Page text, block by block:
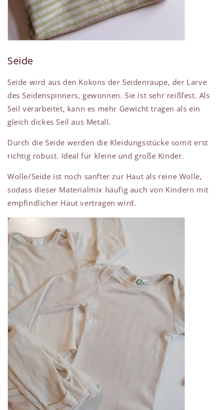
Seide
Seide wird aus den Kokons der Seidenraupe, der Larve
des Seidenspinners, gewonnen. Sie ist sehr reißfest. Als
Seil verarbeitet, kann es mehr Gewicht tragen als ein
gleich dickes Seil aus Metall.
Durch die Seide werden die Kleidungsstücke somit erst
richtig robust. Ideal für kleine und große Kinder.
Wolle/Seide ist noch sanfter zur Haut als reine Wolle,
sodass dieser Materialmix häufig auch von Kindern mit
empfindlicher Haut vertragen wird.